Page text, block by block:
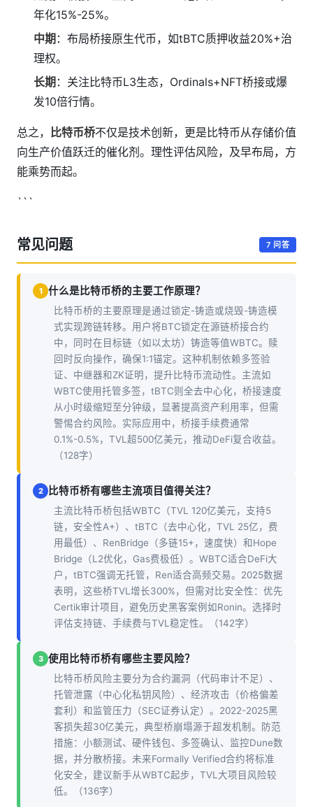
年化15%-25%。
中期 ：布局桥接原生代币，如tBTC质押收益20%+治
理权。
长期 ：关注比特币L3生态，Ordinals+NFT桥接或爆
发10倍行情。
总之， 比特币桥不仅是技术创新，更是比特币从存储价值
向生产价值跃迁的催化剂。理性评估风险，及早布局，方
能乘势而起。
```
常见问题 7 问答
1 什么是比特币桥的主要工作原理？
比特币桥的主要原理是通过锁定-铸造或烧毁-铸造模
式实现跨链转移。用户将BTC锁定在源链桥接合约
中，同时在目标链（如以太坊）铸造等值WBTC。赎
回时反向操作，确保1:1锚定。这种机制依赖多签验
证、中继器和ZK证明，提升比特币流动性。主流如
WBTC使用托管多签，tBTC则全去中心化，桥接速度
从小时级缩短至分钟级，显著提高资产利用率，但需
警惕合约风险。实际应用中，桥接手续费通常
0.1%-0.5%，TVL超500亿美元，推动DeFi复合收益。
（128字）
2 比特币桥有哪些主流项目值得关注？
主流比特币桥包括WBTC（TVL 120亿美元，支持5
链，安全性A+）、tBTC（去中心化，TVL 25亿，费
用最低）、RenBridge（多链15+，速度快）和Hope
Bridge（L2优化，Gas费极低）。WBTC适合DeFi大
户，tBTC强调无托管，Ren适合高频交易。2025数据
表明，这些桥TVL增长300%，但需对比安全性：优先
Certik审计项目，避免历史黑客案例如Ronin。选择时
评估支持链、手续费与TVL稳定性。（142字）
3 使用比特币桥有哪些主要风险？
比特币桥风险主要分为合约漏洞（代码审计不足）、
托管泄露（中心化私钥风险）、经济攻击（价格偏差
套利）和监管压力（SEC证券认定）。2022-2025黑
客损失超30亿美元，典型桥崩塌源于超发机制。防范
措施：小额测试、硬件钱包、多签确认、监控Dune数
据，并分散桥接。未来Formally Verified合约将标准
化安全，建议新手从WBTC起步，TVL大项目风险较
低。（136字）